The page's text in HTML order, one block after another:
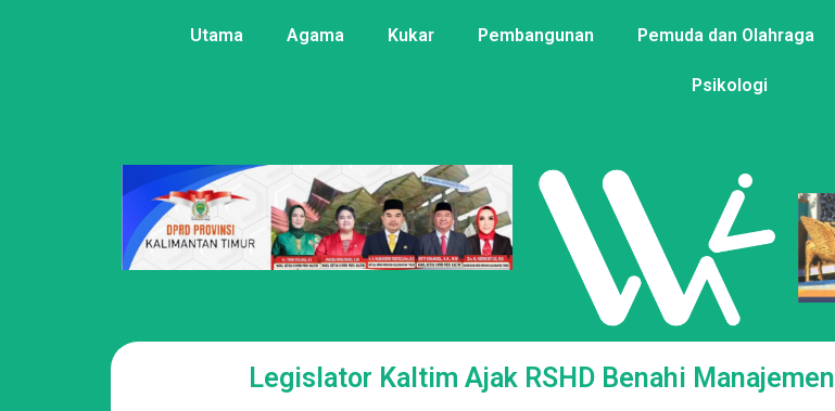
Utama Agama Kukar Pembangunan Pemuda dan Olahraga
Psikologi
Legislator Kaltim Ajak RSHD Benahi Manajemen